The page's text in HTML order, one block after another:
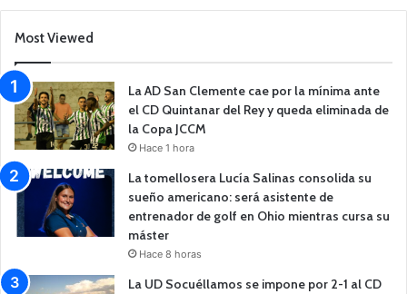
Most Viewed
La AD San Clemente cae por la mínima ante
el CD Quintanar del Rey y queda eliminada de
la Copa JCCM
Hace 1 hora
La tomellosera Lucía Salinas consolida su
sueño americano: será asistente de
entrenador de golf en Ohio mientras cursa su
máster
Hace 8 horas
La UD Socuéllamos se impone por 2-1 al CD